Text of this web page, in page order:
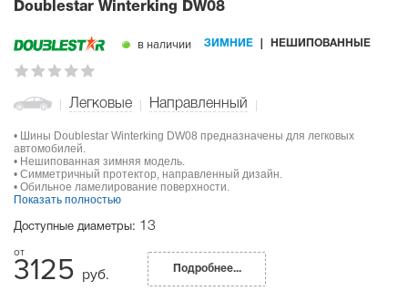
Doublestar Winterking DW08
в наличии ЗИМНИЕ НЕШИПОВАННЫЕ
Легковые Направленный
• Шины Doublestar Winterking DW08 предназначены для легковых
автомобилей.
• Нешипованная зимняя модель.
• Симметричный протектор, направленный дизайн.
• Обильное ламелирование поверхности.
Показать полностью
Доступные диаметры: 13
3125 руб. Подробнее...